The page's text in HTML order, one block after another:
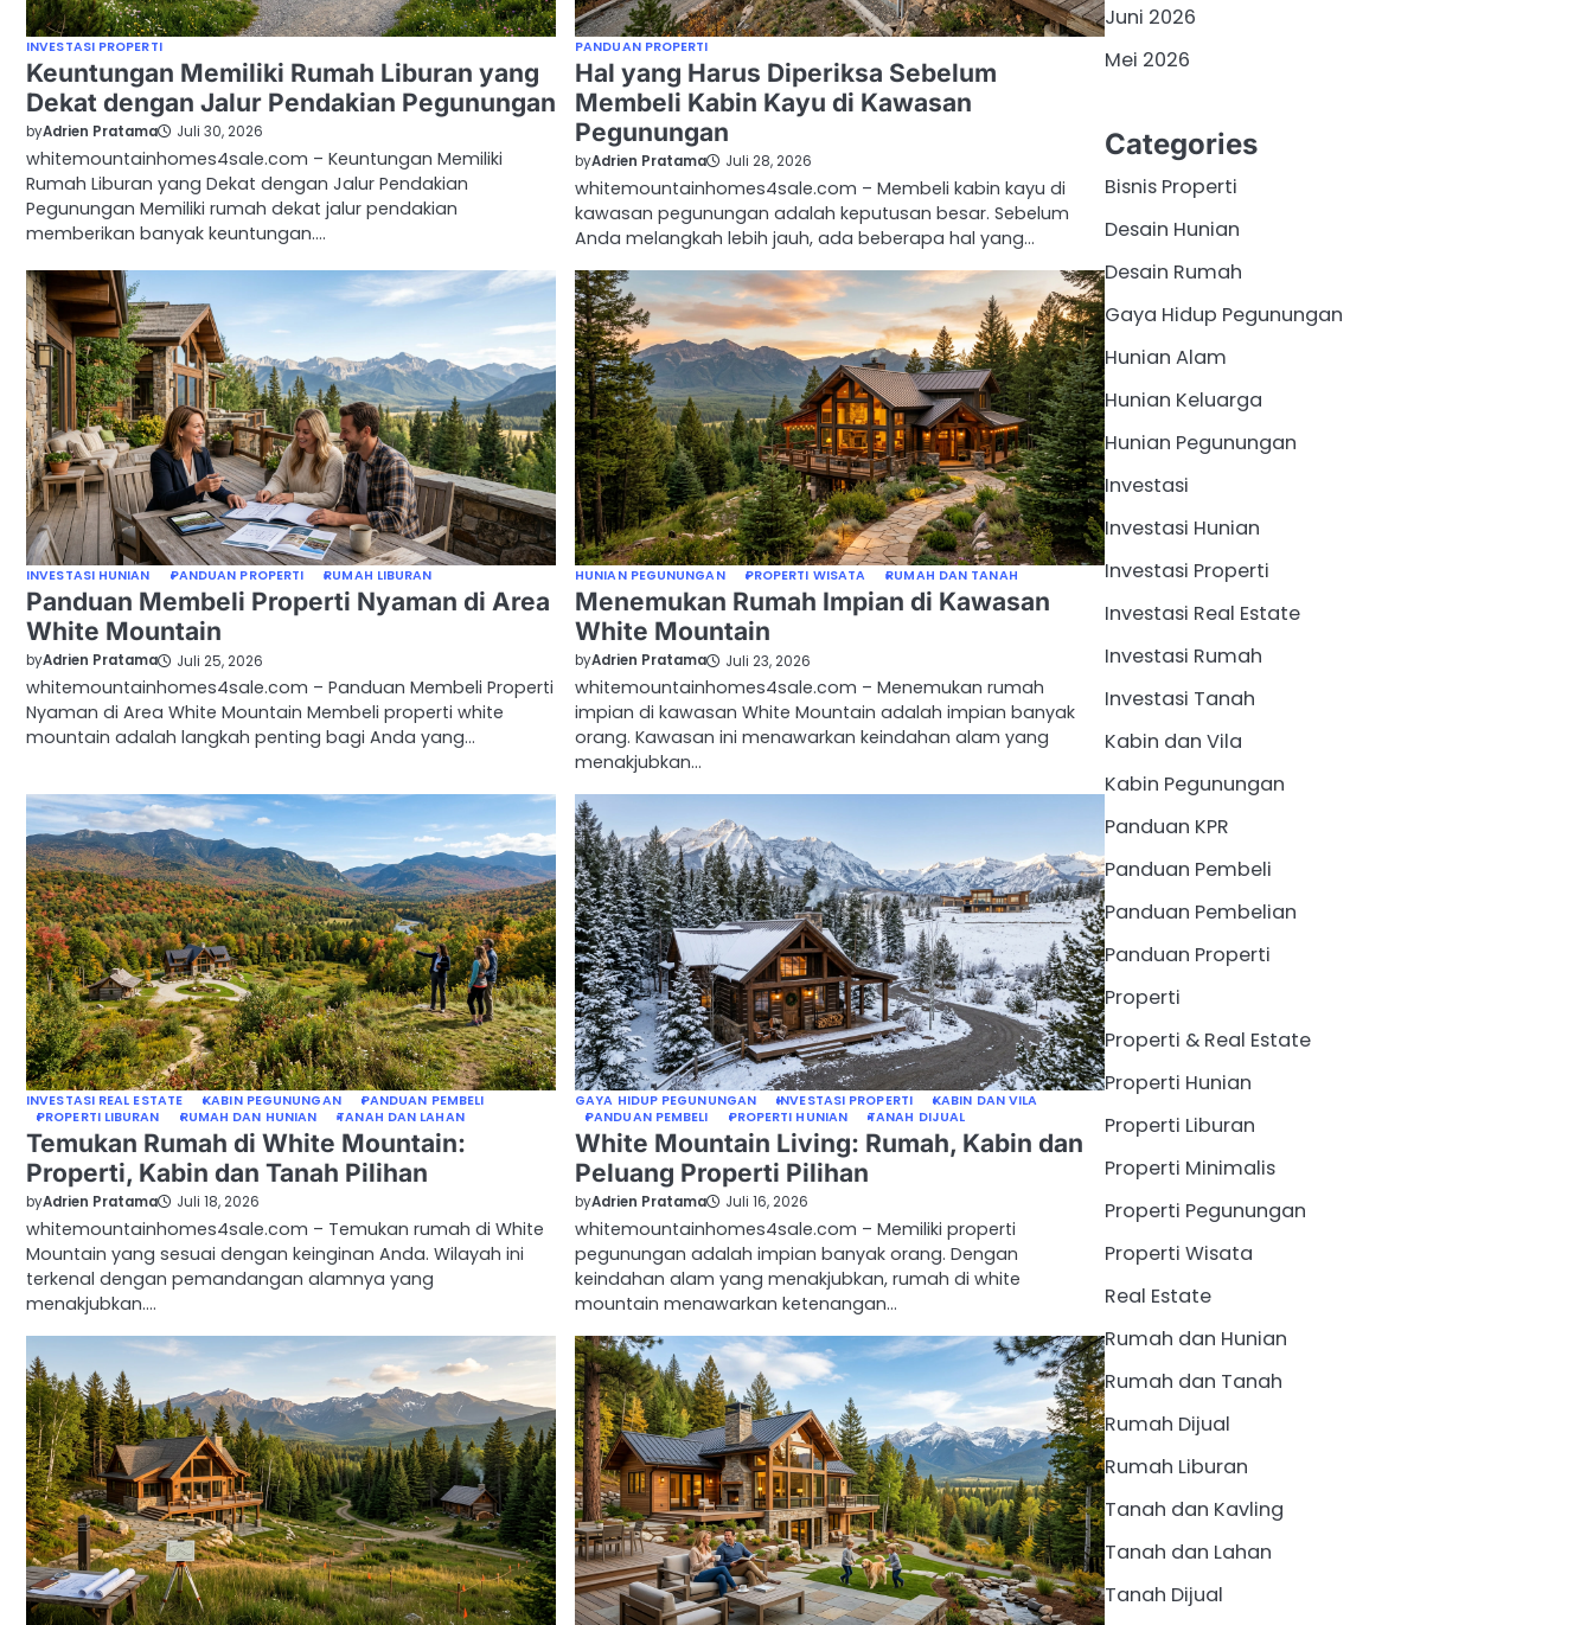
INVESTASI PROPERTI
Keuntungan Memiliki Rumah Liburan yang
Dekat dengan Jalur Pendakian Pegunungan
byAdrien Pratama Juli 30, 2026
whitemountainhomes4sale.com – Keuntungan Memiliki
Rumah Liburan yang Dekat dengan Jalur Pendakian
Pegunungan Memiliki rumah dekat jalur pendakian
memberikan banyak keuntungan.…
PANDUAN PROPERTI
Hal yang Harus Diperiksa Sebelum
Membeli Kabin Kayu di Kawasan
Pegunungan
byAdrien Pratama Juli 28, 2026
whitemountainhomes4sale.com – Membeli kabin kayu di
kawasan pegunungan adalah keputusan besar. Sebelum
Anda melangkah lebih jauh, ada beberapa hal yang…
INVESTASI HUNIAN PANDUAN PROPERTI RUMAH LIBURAN
Panduan Membeli Properti Nyaman di Area
White Mountain
byAdrien Pratama Juli 25, 2026
whitemountainhomes4sale.com – Panduan Membeli Properti
Nyaman di Area White Mountain Membeli properti white
mountain adalah langkah penting bagi Anda yang…
HUNIAN PEGUNUNGAN PROPERTI WISATA RUMAH DAN TANAH
Menemukan Rumah Impian di Kawasan
White Mountain
byAdrien Pratama Juli 23, 2026
whitemountainhomes4sale.com – Menemukan rumah
impian di kawasan White Mountain adalah impian banyak
orang. Kawasan ini menawarkan keindahan alam yang
menakjubkan…
INVESTASI REAL ESTATE KABIN PEGUNUNGAN
PANDUAN PEMBELI
PROPERTI LIBURAN
RUMAH DAN HUNIAN TANAH DAN LAHAN
Temukan Rumah di White Mountain:
Properti, Kabin dan Tanah Pilihan
byAdrien Pratama Juli 18, 2026
whitemountainhomes4sale.com – Temukan rumah di White
Mountain yang sesuai dengan keinginan Anda. Wilayah ini
terkenal dengan pemandangan alamnya yang
menakjubkan.…
GAYA HIDUP PEGUNUNGAN INVESTASI PROPERTI
KABIN DAN VILA
PANDUAN PEMBELI
PROPERTI HUNIAN TANAH DIJUAL
White Mountain Living: Rumah, Kabin dan
Peluang Properti Pilihan
byAdrien Pratama Juli 16, 2026
whitemountainhomes4sale.com – Memiliki properti
pegunungan adalah impian banyak orang. Dengan
keindahan alam yang menakjubkan, rumah di white
mountain menawarkan ketenangan…
Juni 2026
Mei 2026
Categories
Bisnis Properti
Desain Hunian
Desain Rumah
Gaya Hidup Pegunungan
Hunian Alam
Hunian Keluarga
Hunian Pegunungan
Investasi
Investasi Hunian
Investasi Properti
Investasi Real Estate
Investasi Rumah
Investasi Tanah
Kabin dan Vila
Kabin Pegunungan
Panduan KPR
Panduan Pembeli
Panduan Pembelian
Panduan Properti
Properti
Properti & Real Estate
Properti Hunian
Properti Liburan
Properti Minimalis
Properti Pegunungan
Properti Wisata
Real Estate
Rumah dan Hunian
Rumah dan Tanah
Rumah Dijual
Rumah Liburan
Tanah dan Kavling
Tanah dan Lahan
Tanah Dijual